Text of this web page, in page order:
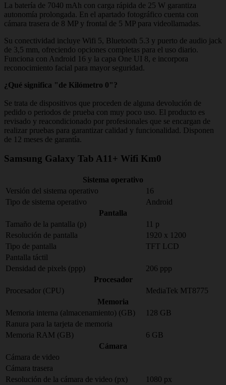
La batería de 7040 mAh con carga rápida de 25 W garantiza
autonomía prolongada. En el apartado fotográfico cuenta con
cámara trasera de 8 MP y frontal de 5 MP para videollamadas.
Su conectividad incluye Wifi 5, Bluetooth 5.3 y puerto de audio jack
de 3,5 mm, ofreciendo opciones completas para el uso diario.
Funciona con Android 16 y la capa One UI 8, e incorpora
reconocimiento facial para mayor seguridad.
¿Qué significa "de Kilómetro 0"?
Se trata de dispositivos que proceden de alguna devolución de
pedido o periodos de prueba con muy poco uso. El producto es
revisado y reacondicionado por profesionales que se encargan de
realizar pruebas para garantizar calidad y funcionalidad. Disponen
de 12 meses de garantía.
Samsung Galaxy Tab A11+ Wifi Km0
Sistema operativo
Versión del sistema operativo
16
Tipo de sistema operativo
Android
Pantalla
Tamaño de la pantalla (p)
11 p
Resolución de pantalla
1920 x 1200
Tipo de pantalla
TFT LCD
Pantalla táctil
Densidad de pixels (ppp)
206 ppp
Procesador
Procesador (CPU)
MediaTek MT8775
Memoria
Memoria interna (almacenamiento) (GB)
128 GB
Ranura para la tarjeta de memoria
Memoria RAM (GB)
6 GB
Cámara
Cámara de video
Cámara trasera
Resolución de la cámara de video (px)
1080 px